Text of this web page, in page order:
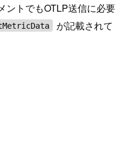
ントでもOTLP送信に必要
が記載されて